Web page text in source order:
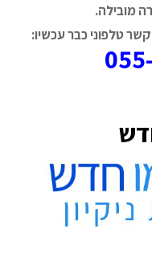
מובילה.
טלפוני כבר עכשיו: